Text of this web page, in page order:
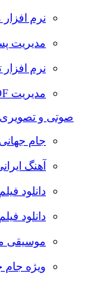
نرم
مدیریت
نرم افزار
مدیریت PDF
صوتی و تصویری
جام جهانی
آهنگ
دانلود
دانلود
موسیقی
ویژه جام جهانی